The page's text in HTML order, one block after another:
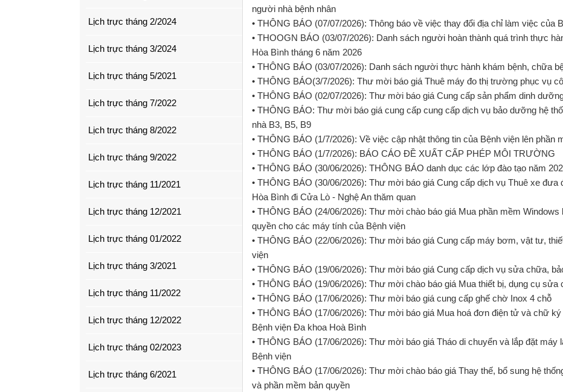
Lịch trực tháng 2/2024
Lịch trực tháng 3/2024
Lịch trực tháng 5/2021
Lịch trực tháng 7/2022
Lịch trực tháng 8/2022
Lịch trực tháng 9/2022
Lịch trực tháng 11/2021
Lịch trực tháng 12/2021
Lịch trực tháng 01/2022
Lịch trực tháng 3/2021
Lịch trực tháng 11/2022
Lịch trực tháng 12/2022
Lịch trực tháng 02/2023
Lịch trực tháng 6/2021
người nhà bệnh nhân
• THÔNG BÁO (07/07/2026): Thông báo về việc thay đổi địa chỉ làm việc của
• THOOGN BÁO (03/07/2026): Danh sách người hoàn thành quá trình thực
Hòa Bình tháng 6 năm 2026
• THÔNG BÁO (03/07/2026): Danh sách người thực hành khám bệnh, chữa
• THÔNG BÁO(3/7/2026): Thư mời báo giá Thuê máy đo thị trường phục vụ
• THÔNG BÁO (02/07/2026): Thư mời báo giá Cung cấp sản phẩm dinh
• THÔNG BÁO: Thư mời báo giá cung cấp cung cấp dịch vụ bảo dưỡng hệ
nhà B3, B5, B9
• THÔNG BÁO (1/7/2026): Về việc cập nhật thông tin của Bệnh viện lên phần
• THÔNG BÁO (1/7/2026): BÁO CÁO ĐỀ XUẤT CẤP PHÉP MÔI TRƯỜNG
• THÔNG BÁO (30/06/2026): THÔNG BÁO danh dục các lớp đào tạo năm
• THÔNG BÁO (30/06/2026): Thư mời báo giá Cung cấp dịch vụ Thuê xe
Hòa Bình đi Cửa Lò - Nghệ An thăm quan
• THÔNG BÁO (24/06/2026): Thư mời chào báo giá Mua phần mềm
quyền cho các máy tính của Bệnh viện
• THÔNG BÁO (22/06/2026): Thư mời báo giá Cung cấp máy bơm, vật tư,
viện
• THÔNG BÁO (19/06/2026): Thư mời báo giá Cung cấp dịch vụ sửa chữa,
• THÔNG BÁO (19/06/2026): Thư mời chào báo giá Mua thiết bị, dụng cụ
• THÔNG BÁO (17/06/2026): Thư mời báo giá cung cấp ghế chờ Inox 4 chỗ
• THÔNG BÁO (17/06/2026): Thư mời báo giá Mua hoá đơn điện tử và chữ
Bệnh viện Đa khoa Hoà Bình
• THÔNG BÁO (17/06/2026): Thư mời báo giá Tháo di chuyển và lắp đặt
Bệnh viện
• THÔNG BÁO (17/06/2026): Thư mời chào báo giá Thay thế, bổ sung hệ
và phần mềm bản quyền